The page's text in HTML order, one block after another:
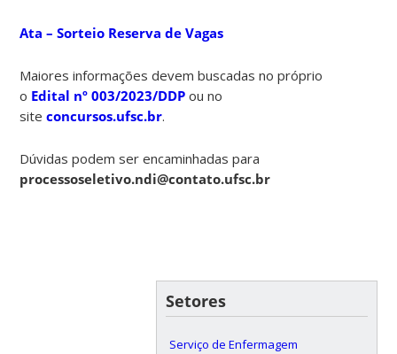
Ata – Sorteio Reserva de Vagas
Maiores informações devem buscadas no próprio
o Edital nº 003/2023/DDP ou no
siteconcursos.ufsc.br.
Dúvidas podem ser encaminhadas para
processoseletivo.ndi@contato.ufsc.br
Setores
Serviço de Enfermagem